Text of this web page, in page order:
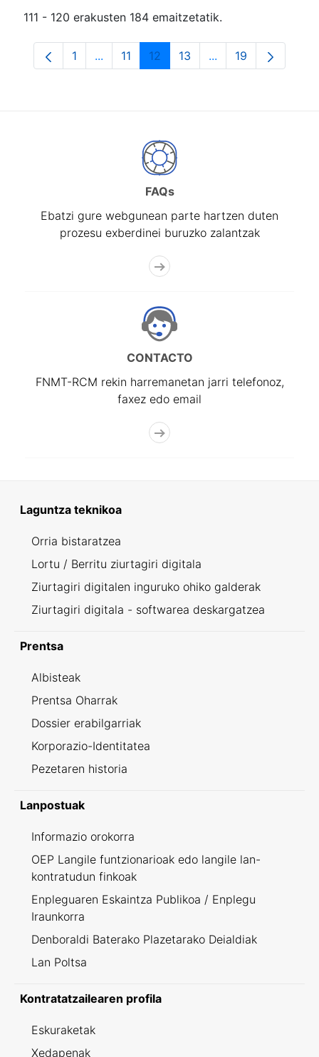
111 - 120 erakusten 184 emaitzetatik.
Orrialdea
1 ...Intermediate Pages Use TAB to navigate.
Orrialdea
11 Orrialdea
12 Orrialdea
13 ...Intermediate
Orrialdea
19
FAQs
Ebatzi gure webgunean parte hartzen duten
prozesu exberdinei buruzko zalantzak
CONTACTO
FNMT-RCM rekin harremanetan jarri telefonoz,
faxez edo email
Laguntza teknikoa
Orria bistaratzea
Lortu / Berritu ziurtagiri digitala
Ziurtagiri digitalen inguruko ohiko galderak
Ziurtagiri digitala - softwarea deskargatzea
Prentsa
Albisteak
Prentsa Oharrak
Dossier erabilgarriak
Korporazio-Identitatea
Pezetaren historia
Lanpostuak
Informazio orokorra
OEP Langile funtzionarioak edo langile lan-
kontratudun finkoak
Enpleguaren Eskaintza Publikoa / Enplegu
Iraunkorra
Denboraldi Baterako Plazetarako Deialdiak
Lan Poltsa
Kontratatzailearen profila
Eskuraketak
Xedapenak